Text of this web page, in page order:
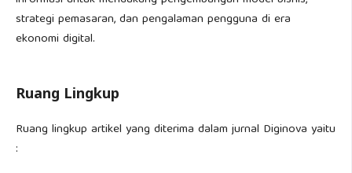
strategi pemasaran, dan pengalaman pengguna di era
ekonomi digital.
Ruang Lingkup
Ruang lingkup artikel yang diterima dalam jurnal Diginova yaitu
: